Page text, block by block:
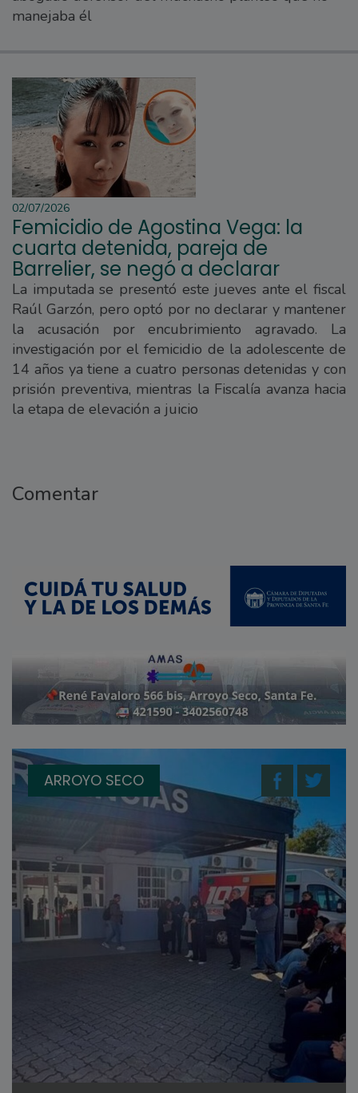
manejaba él
02/07/2026
Femicidio de Agostina Vega: la
cuarta detenida, pareja de
Barrelier, se negó a declarar
La imputada se presentó este jueves ante el fiscal
Raúl Garzón, pero optó por no declarar y mantener
la acusación por encubrimiento agravado. La
investigación por el femicidio de la adolescente de
14 años ya tiene a cuatro personas detenidas y con
prisión preventiva, mientras la Fiscalía avanza hacia
la etapa de elevación a juicio
Comentar
ARROYO SECO